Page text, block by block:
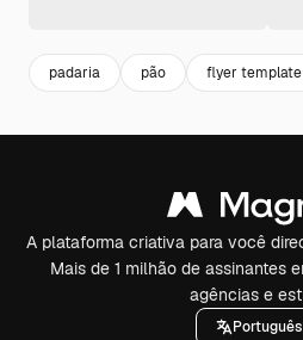
padaria pão flyer template
A plataforma criativa para você
Mais de 1 milhão de assinantes
agências e
Português